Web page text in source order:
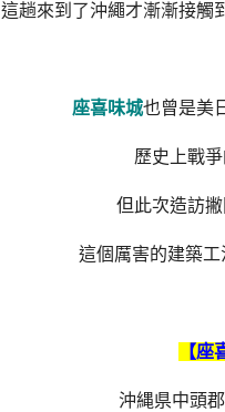
這趟來到了沖繩才漸漸接觸
座喜味城也曾是美
歷史上戰
但此次造訪
這個厲害的建築
【座
沖縄県中頭